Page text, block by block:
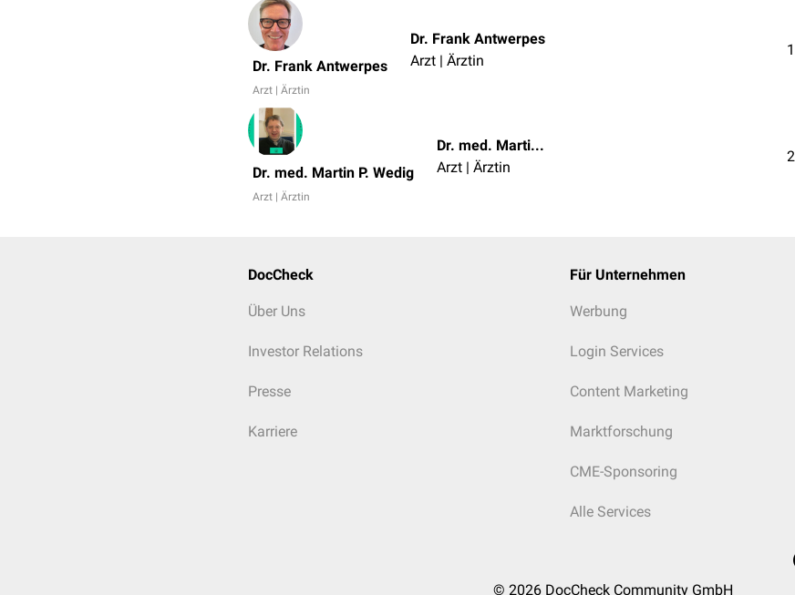
Dr. Frank Antwerpes
Arzt | Ärztin
Dr. Frank Antwerpes
Arzt | Ärztin
1
Dr. med. Martin P. Wedig
Arzt | Ärztin
Dr. med. Martin P. Wedig
Arzt | Ärztin
2
DocCheck
Über Uns
Investor Relations
Presse
Karriere
Für Unternehmen
Werbung
Login Services
Content Marketing
Marktforschung
CME-Sponsoring
Alle Services
© 2026 DocCheck Community GmbH